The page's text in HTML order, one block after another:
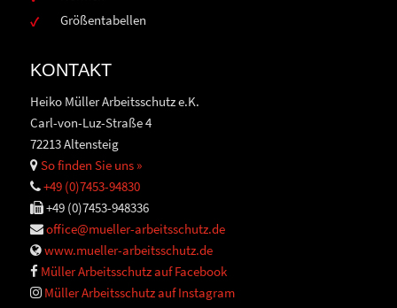
Größentabellen
KONTAKT
Heiko Müller Arbeitsschutz e.K.
Carl-von-Luz-Straße 4
72213 Altensteig
So finden Sie uns »
+49 (0)7453-94830
+49 (0)7453-948336
office@mueller-arbeitsschutz.de
www.mueller-arbeitsschutz.de
Müller Arbeitsschutz auf Facebook
Müller Arbeitsschutz auf Instagram